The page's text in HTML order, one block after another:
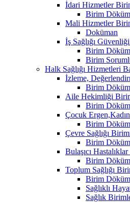
İdari Hizmetler
Birim
Mali Hizmetler
Doküman
İş Sağlığı
Birim
Birim
Halk Sağlığı Hizmetleri
İzleme,
Birim
Aile Hekimliği
Birim
Çocuk
Birim
Çevre Sağlığı
Birim
Bulaşıcı
Birim
Toplum Sağlığı
Birim
Sağlıklı
Sağlık